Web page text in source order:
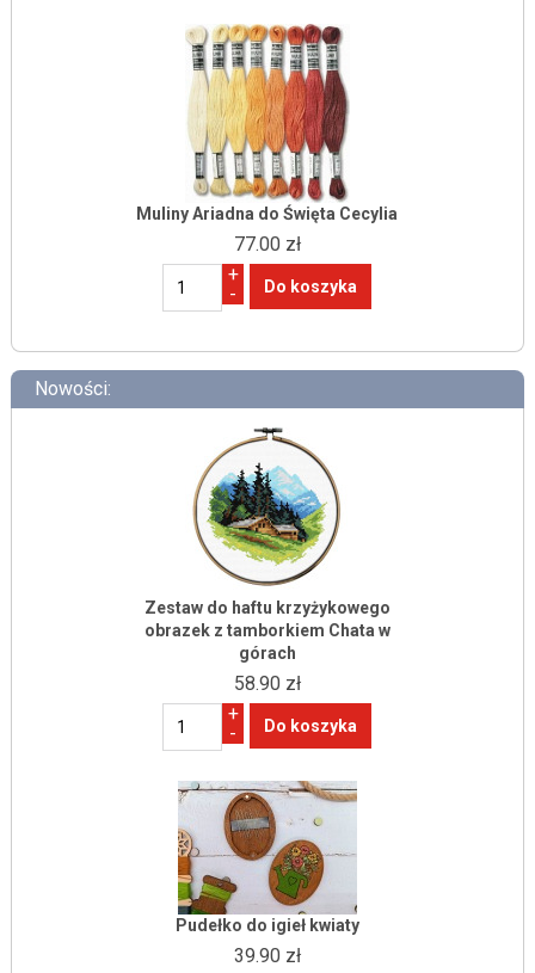
Muliny Ariadna do Święta Cecylia
77.00 zł
+
-
Nowości:
Zestaw do haftu krzyżykowego
obrazek z tamborkiem Chata w
górach
58.90 zł
+
-
Pudełko do igieł kwiaty
39.90 zł